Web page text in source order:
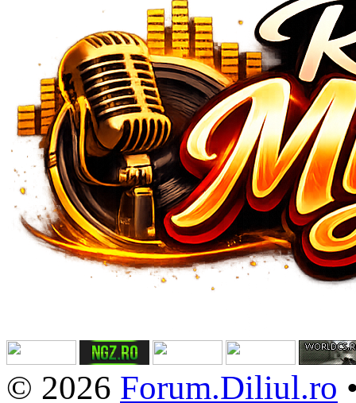
© 2026 Forum.Diliul.ro